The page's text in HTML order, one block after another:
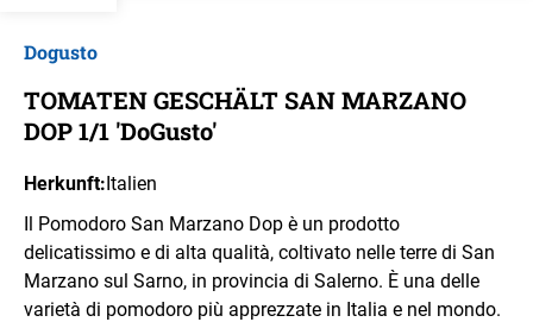
Dogusto
TOMATEN GESCHÄLT SAN MARZANO
DOP 1/1 'DoGusto'
Herkunft:Italien
Il Pomodoro San Marzano Dop è un prodotto
delicatissimo e di alta qualità, coltivato nelle terre di San
Marzano sul Sarno, in provincia di Salerno. È una delle
varietà di pomodoro più apprezzate in Italia e nel mondo.